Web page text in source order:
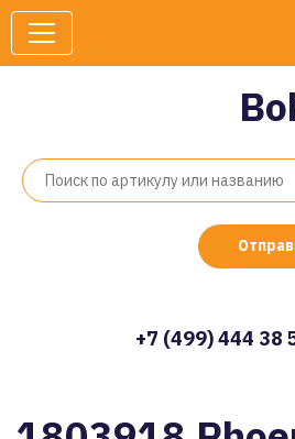
+7 (499) 444 38